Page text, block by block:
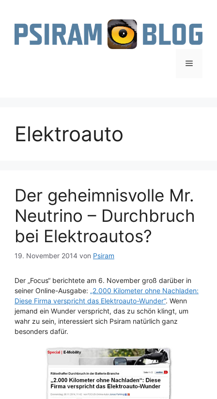
springen
Menü
Elektroauto
Der geheimnisvolle Mr.
Neutrino – Durchbruch
bei Elektroautos?
19. November 2014 von Psiram
Der „Focus“ berichtete am 6. November groß darüber in
seiner Online-Ausgabe: „2.000 Kilometer ohne Nachladen:
Diese Firma verspricht das Elektroauto-Wunder“. Wenn
jemand ein Wunder verspricht, das zu schön klingt, um
wahr zu sein, interessiert sich Psiram natürlich ganz
besonders dafür.